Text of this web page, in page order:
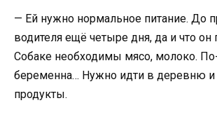
— Ей нужно нормальное питание. До
водителя ещё четыре дня, да и что он
Собаке необходимы мясо, молоко.
беременна… Нужно идти в деревню и
продукты.